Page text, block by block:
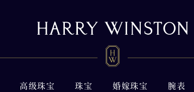
高级珠宝 珠宝 婚嫁珠宝 腕表